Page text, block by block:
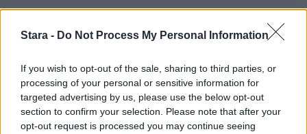
Stara - Do Not Process My Personal Information
If you wish to opt-out of the sale, sharing to third parties, or
processing of your personal or sensitive information for
targeted advertising by us, please use the below opt-out
section to confirm your selection. Please note that after your
opt-out request is processed you may continue seeing